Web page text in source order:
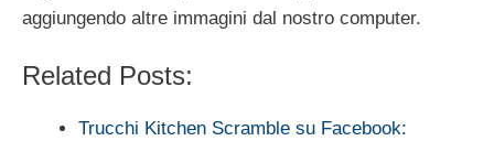
aggiungendo altre immagini dal nostro computer.
Related Posts:
Trucchi Kitchen Scramble su Facebook: